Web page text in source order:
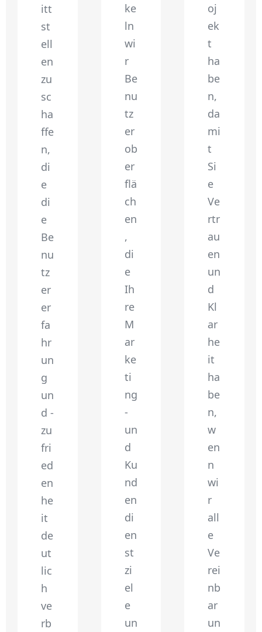
itt
st
ell
en
zu
sc
ha
ffe
n,
di
e
di
e
Be
nu
tz
er
er
fa
hr
un
g
un
d -
zu
fri
ed
en
he
it
de
ut
lic
h
ve
rb
ke
ln
wi
r
Be
nu
tz
er
ob
er
flä
ch
en
,
di
e
Ih
re
M
ar
ke
ti
ng
-
un
d
Ku
nd
en
di
en
st
zi
el
e
un
oj
ek
t
ha
be
n,
da
mi
t
Si
e
Ve
rtr
au
en
un
d
Kl
ar
he
it
ha
be
n,
w
en
n
wi
r
all
e
Ve
rei
nb
ar
un